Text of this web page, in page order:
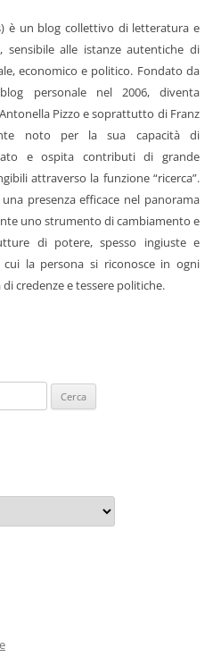
è un blog collettivo di letteratura e
sensibile alle istanze autentiche di
economico e politico. Fondato da
personale nel 2006, diventa
Pizzo e soprattutto di Franz
noto per la sua capacità di
e ospita contributi di grande
attraverso la funzione “ricerca”.
presenza efficace nel panorama
uno strumento di cambiamento e
di potere, spesso ingiuste e
la persona si riconosce in ogni
credenze e tessere politiche.